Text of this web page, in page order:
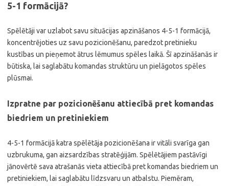
5-1 formācijā?
Spēlētāji var uzlabot savu situācijas apzināšanos 4-5-1 formācijā,
koncentrējoties uz savu pozicionēšanu, paredzot pretinieku
kustības un pieņemot ātrus lēmumus spēles laikā. Šī apzināšanās ir
būtiska, lai saglabātu komandas struktūru un pielāgotos spēles
plūsmai.
Izpratne par pozicionēšanu attiecībā pret komandas
biedriem un pretiniekiem
4-5-1 formācijā katra spēlētāja pozicionēšana ir vitāli svarīga gan
uzbrukuma, gan aizsardzības stratēģijām. Spēlētājiem pastāvīgi
jānovērtē sava atrašanās vieta attiecībā pret komandas biedriem un
pretiniekiem, lai saglabātu līdzsvaru un atbalstu. Piemēram,